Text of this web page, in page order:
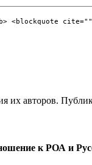
авторов.
к РОА и